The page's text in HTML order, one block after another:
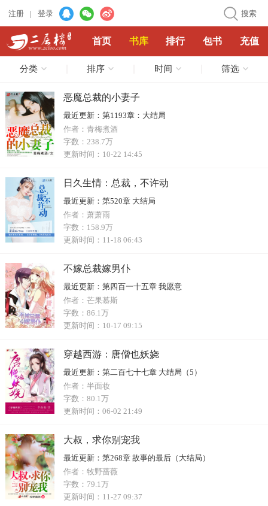
注册 | 登录 搜索
首页 书库 排行 包书 充值
分类 排序 时间 筛选
恶魔总裁的小妻子
最近更新： 第1193章：大结局
作者： 青梅煮酒
字数： 238.7万
更新时间： 10-22 14:45
日久生情：总裁，不许动
最近更新：
第520章 大结局
作者： 萧萧雨
字数： 158.9万
更新时间： 11-18 06:43
不嫁总裁嫁男仆
最近更新： 第四百一十五章 我愿意
作者： 芒果慕斯
字数： 86.1万
更新时间： 10-17 09:15
穿越西游：唐僧也妖娆
最近更新： 第二百七十七章 大结局（5）
作者： 半面妆
字数： 80.1万
更新时间： 06-02 21:49
大叔，求你别宠我
最近更新： 第268章 故事的最后（大结局）
作者： 牧野蔷薇
字数： 79.1万
更新时间： 11-27 09:37